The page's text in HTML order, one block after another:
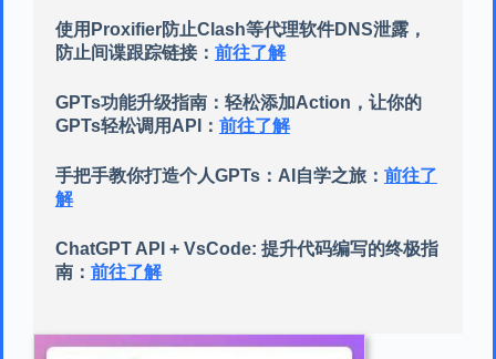
使用Proxifier防止Clash等代理软件DNS泄露，
防止间谍跟踪链接： 前往了解
GPTs功能升级指南：轻松添加Action，让你的
GPTs轻松调用API： 前往了解
手把手教你打造个人GPTs：AI自学之旅： 前往了
解
ChatGPT API + VsCode: 提升代码编写的终极指
南： 前往了解